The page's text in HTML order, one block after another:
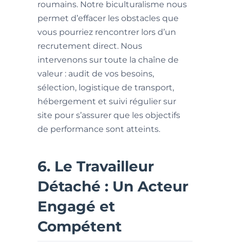
roumains. Notre biculturalisme nous
permet d’effacer les obstacles que
vous pourriez rencontrer lors d’un
recrutement direct. Nous
intervenons sur toute la chaîne de
valeur : audit de vos besoins,
sélection, logistique de transport,
hébergement et suivi régulier sur
site pour s’assurer que les objectifs
de performance sont atteints.
6. Le Travailleur
Détaché : Un Acteur
Engagé et
Compétent